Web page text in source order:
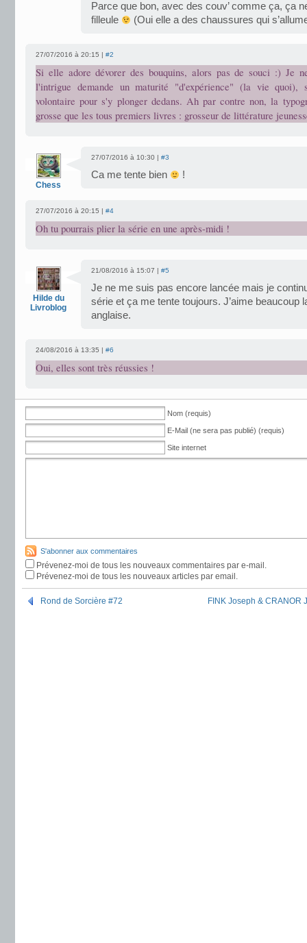
Parce que bon, avec des couv’ comme ça, ça
filleule
(Oui elle a des chaussures qui
27/07/2016 à 20:15 | #2
Si elle adore dévorer des bouquins, alors pas de souci :) Je
l'intrigue demande un maturité "d'expérience" (la vie quoi),
volontaire pour s'y plonger dedans. Ah par contre non, la
grosse que les tous premiers livres : grosseur de littérature
Chess
27/07/2016 à 10:30 | #3
Ca me tente bien !
27/07/2016 à 20:15 | #4
Oh tu pourrais plier la série en une après-midi !
Hilde du
Livroblog
21/08/2016 à 15:07 | #5
Je ne me suis pas encore lancée mais je
série et ça me tente toujours. J’aime beaucoup
anglaise.
24/08/2016 à 13:35 | #6
Oui, elles sont très réussies !
Nom (requis)
E-Mail (ne sera pas publié) (requis)
Site internet
S'abonner aux commentaires
Prévenez-moi de tous les nouveaux commentaires par e-mail.
Prévenez-moi de tous les nouveaux articles par email.
Rond de Sorcière #72 FINK Joseph & CRANOR